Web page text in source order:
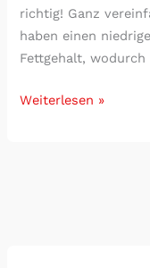
richtig! Ganz
haben einen
Fettgehalt,
Weiterlesen »